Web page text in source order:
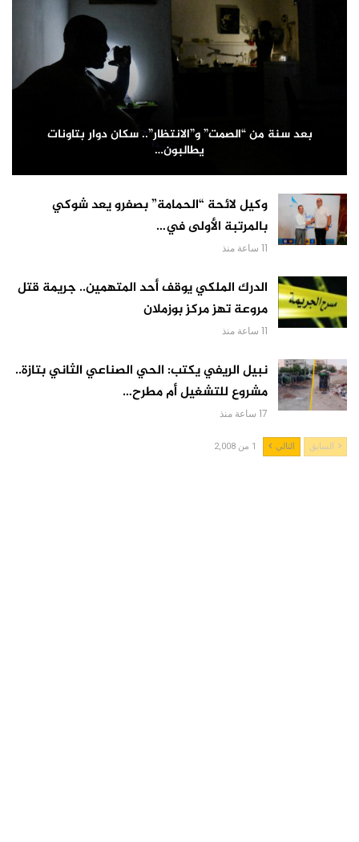
بعد سنة من “الصمت” و”الانتظار”.. سكان دوار بتاونات
يطالبون…
وكيل لائحة “الحمامة” بصفرو يعد شوكي
بالمرتبة الأولى في…
11 ساعة منذ
الدرك الملكي يوقف أحد المتهمين.. جريمة قتل
مروعة تهز مركز بوزملان
11 ساعة منذ
نبيل الريفي يكتب: الحي الصناعي الثاني بتازة..
مشروع للتشغيل أم مطرح…
17 ساعة منذ
السابق التالي 1 من 2,008